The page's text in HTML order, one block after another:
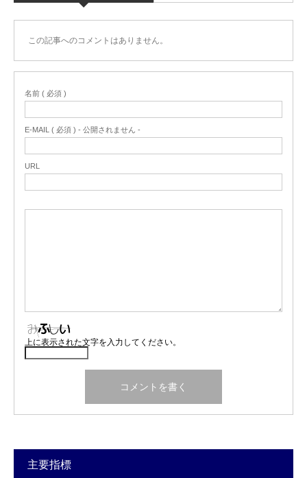
この記事へのコメントはありません。
名前 ( 必須 )
E-MAIL ( 必須 ) - 公開されません -
URL
上に表示された文字を入力してください。
主要指標